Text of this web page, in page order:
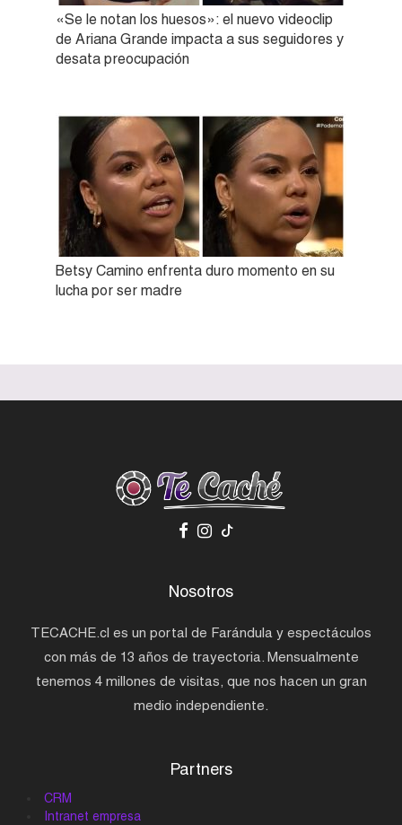
«Se le notan los huesos»: el nuevo videoclip
de Ariana Grande impacta a sus seguidores y
desata preocupación
Betsy Camino enfrenta duro momento en su
lucha por ser madre
Nosotros
TECACHE.cl es un portal de Farándula y espectáculos
con más de 13 años de trayectoria. Mensualmente
tenemos 4 millones de visitas, que nos hacen un gran
medio independiente.
Partners
CRM
Intranet empresa